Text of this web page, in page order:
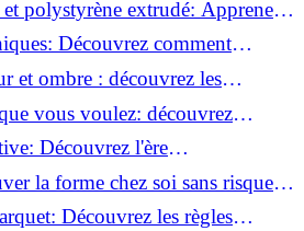
polystyrène extrudé: Apprenez
Découvrez comment
routine beauté!
et ombre : découvrez les
maison !
vous voulez: découvrez
Découvrez l'ère
la cosmétique verte!
la forme chez soi sans risque
et conseils sûrs!
Découvrez les règles